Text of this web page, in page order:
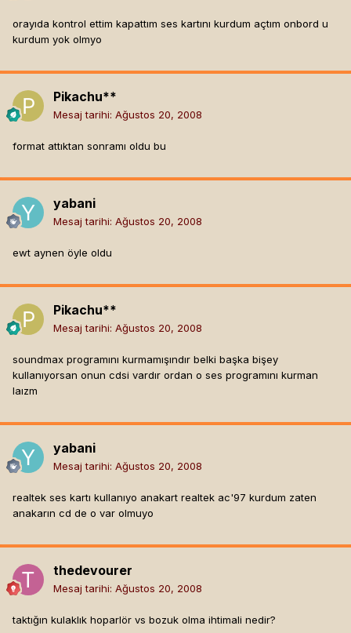
orayıda kontrol ettim kapattım ses kartını kurdum açtım onbord u
kurdum yok olmyo
Pikachu**
Mesaj tarihi: Ağustos 20, 2008
format attıktan sonramı oldu bu
yabani
Mesaj tarihi: Ağustos 20, 2008
ewt aynen öyle oldu
Pikachu**
Mesaj tarihi: Ağustos 20, 2008
soundmax programını kurmamışındır belki başka bişey
kullanıyorsan onun cdsi vardır ordan o ses programını kurman
laızm
yabani
Mesaj tarihi: Ağustos 20, 2008
realtek ses kartı kullanıyo anakart realtek ac'97 kurdum zaten
anakarın cd de o var olmuyo
thedevourer
Mesaj tarihi: Ağustos 20, 2008
taktığın kulaklık hoparlör vs bozuk olma ihtimali nedir?